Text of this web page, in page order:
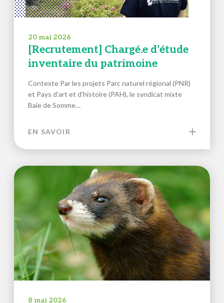
20 mai 2026
[Recrutement] Chargé.e d’étude
inventaire du patrimoine
Contexte Par les projets Parc naturel régional (PNR)
et Pays d’art et d’histoire (PAH), le syndicat mixte
Baie de Somme…
EN SAVOIR
8 mai 2026